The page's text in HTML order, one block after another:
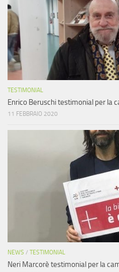
TESTIMONIAL
Enrico Beruschi testimonial per la
11 FEBBRAIO 2020
NEWS / TESTIMONIAL
Neri Marcorè testimonial per la